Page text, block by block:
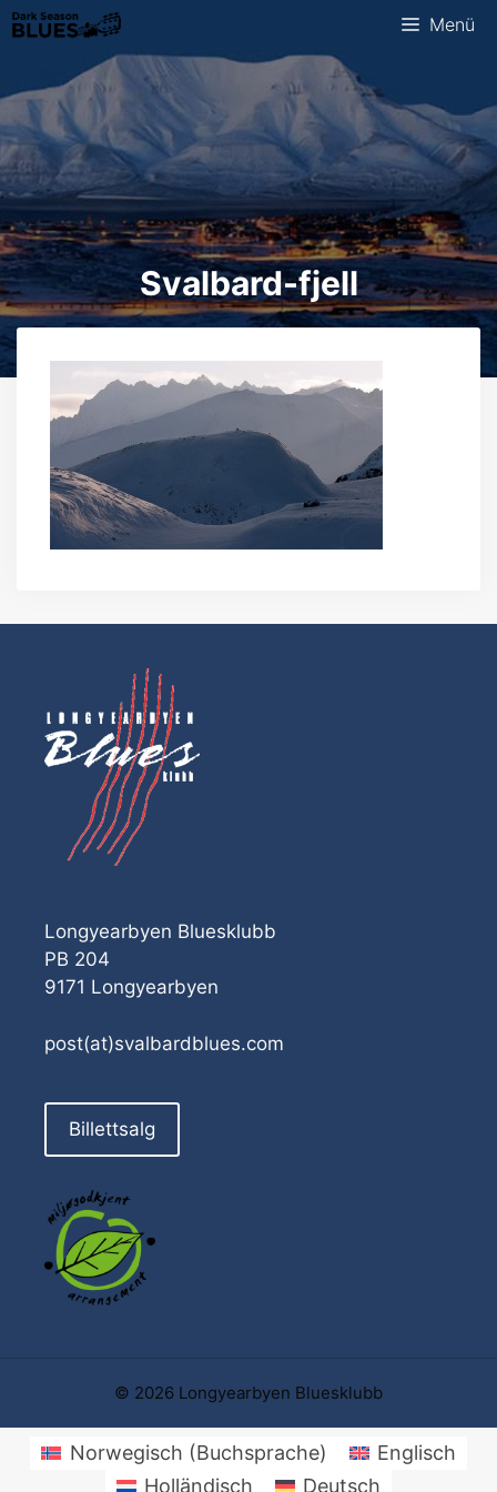
Zum
Inhalt
springen
Menü
Svalbard-fjell
Longyearbyen Bluesklubb
PB 204
9171 Longyearbyen
post(at)svalbardblues.com
Billettsalg
© 2026 Longyearbyen Bluesklubb
Norwegisch (Buchsprache)
Englisch
Holländisch
Deutsch